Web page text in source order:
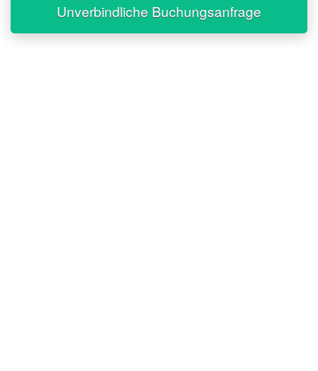
Unverbindliche Buchungsanfrage